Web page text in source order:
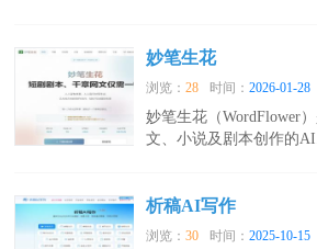
妙笔生花
浏览：28 时间：2026-01-28
妙笔生花（WordFlower
文、小说及剧本创作的
析稿AI写作
浏览：30 时间：2025-10-15